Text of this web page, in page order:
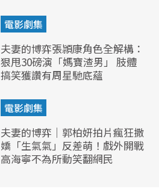
電影劇集
夫妻的博弈張頴康角色全解構：
狠甩30磅演「媽寶渣男」 肢體
搞笑獲讚有周星馳底蘊
電影劇集
夫妻的博弈｜郭柏妍拍片瘋狂撒
嬌「生氣氣」反差萌！戲外開戰
高海寧不為所動笑翻網民